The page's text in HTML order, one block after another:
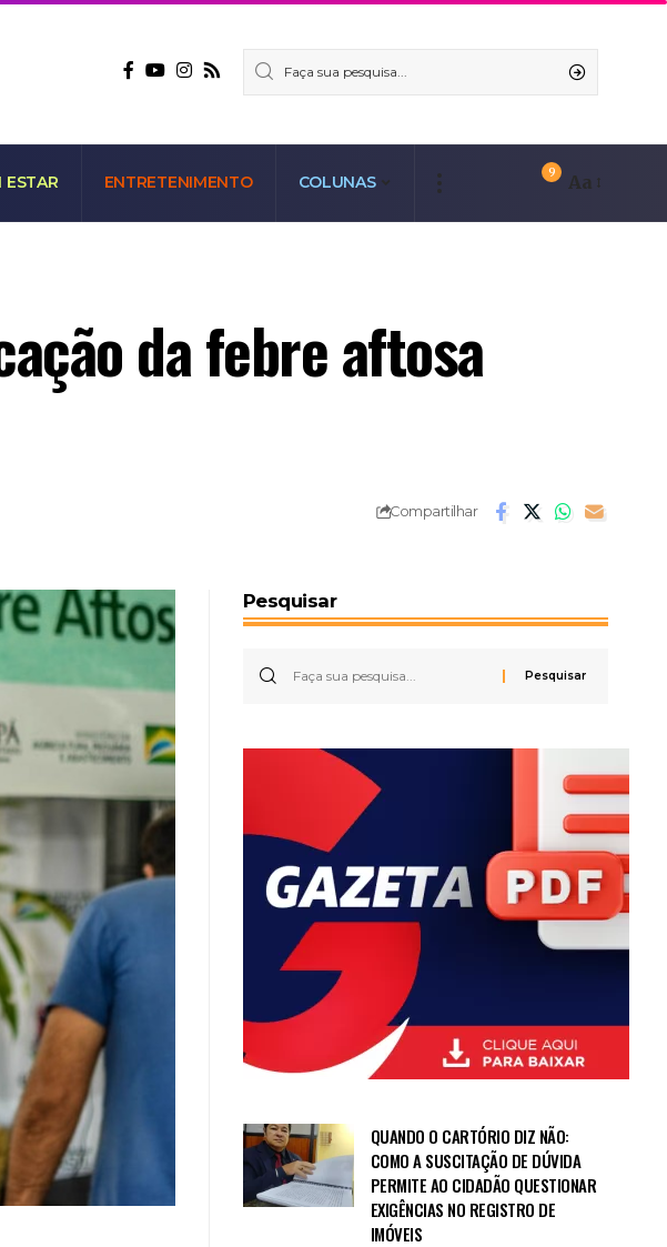
ESTAR ENTRETENIMENTO COLUNAS
9 Aa
da febre aftosa
Compartilhar
Pesquisar
QUANDO O CARTÓRIO DIZ NÃO:
COMO A SUSCITAÇÃO DE DÚVIDA
PERMITE AO CIDADÃO QUESTIONAR
EXIGÊNCIAS NO REGISTRO DE
IMÓVEIS